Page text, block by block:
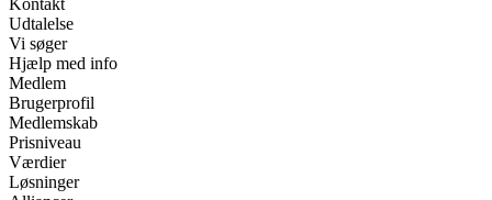
Udtalelse
Vi søger
Hjælp med info
Medlem
Brugerprofil
Medlemskab
Prisniveau
Værdier
Løsninger